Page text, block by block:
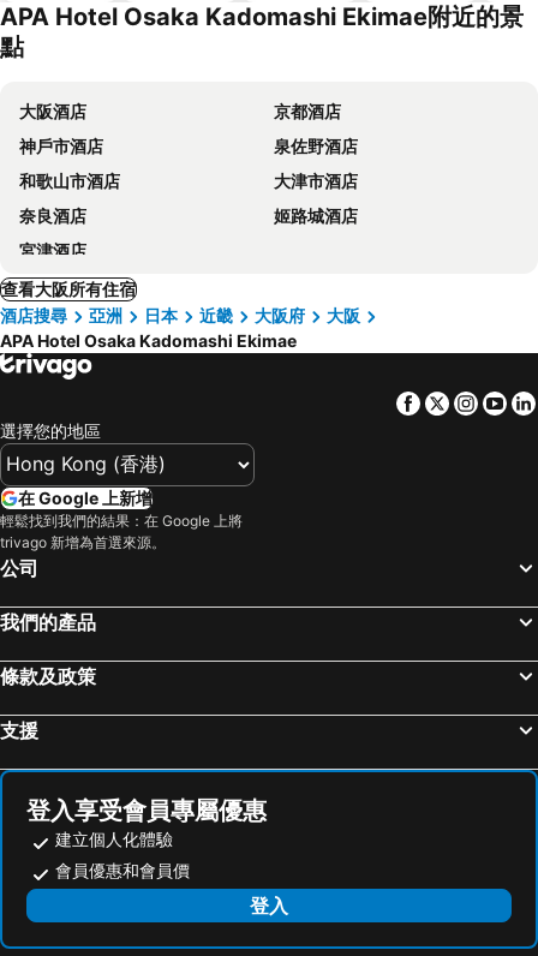
APA Hotel Osaka Kadomashi Ekimae附近的景
點
大阪酒店
京都酒店
神戶市酒店
泉佐野酒店
和歌山市酒店
大津市酒店
奈良酒店
姬路城酒店
宮津酒店
查看大阪所有住宿
酒店搜尋
亞洲 日本 近畿 大阪府
大阪
APA Hotel Osaka Kadomashi Ekimae
Facebook
Twitter
選擇您的地區
在 Google 上新增
輕鬆找到我們的結果：在 Google 上將
trivago 新增為首選來源。
公司
我們的產品
條款及政策
支援
登入享受會員專屬優惠
建立個人化體驗
會員優惠和會員價
登入